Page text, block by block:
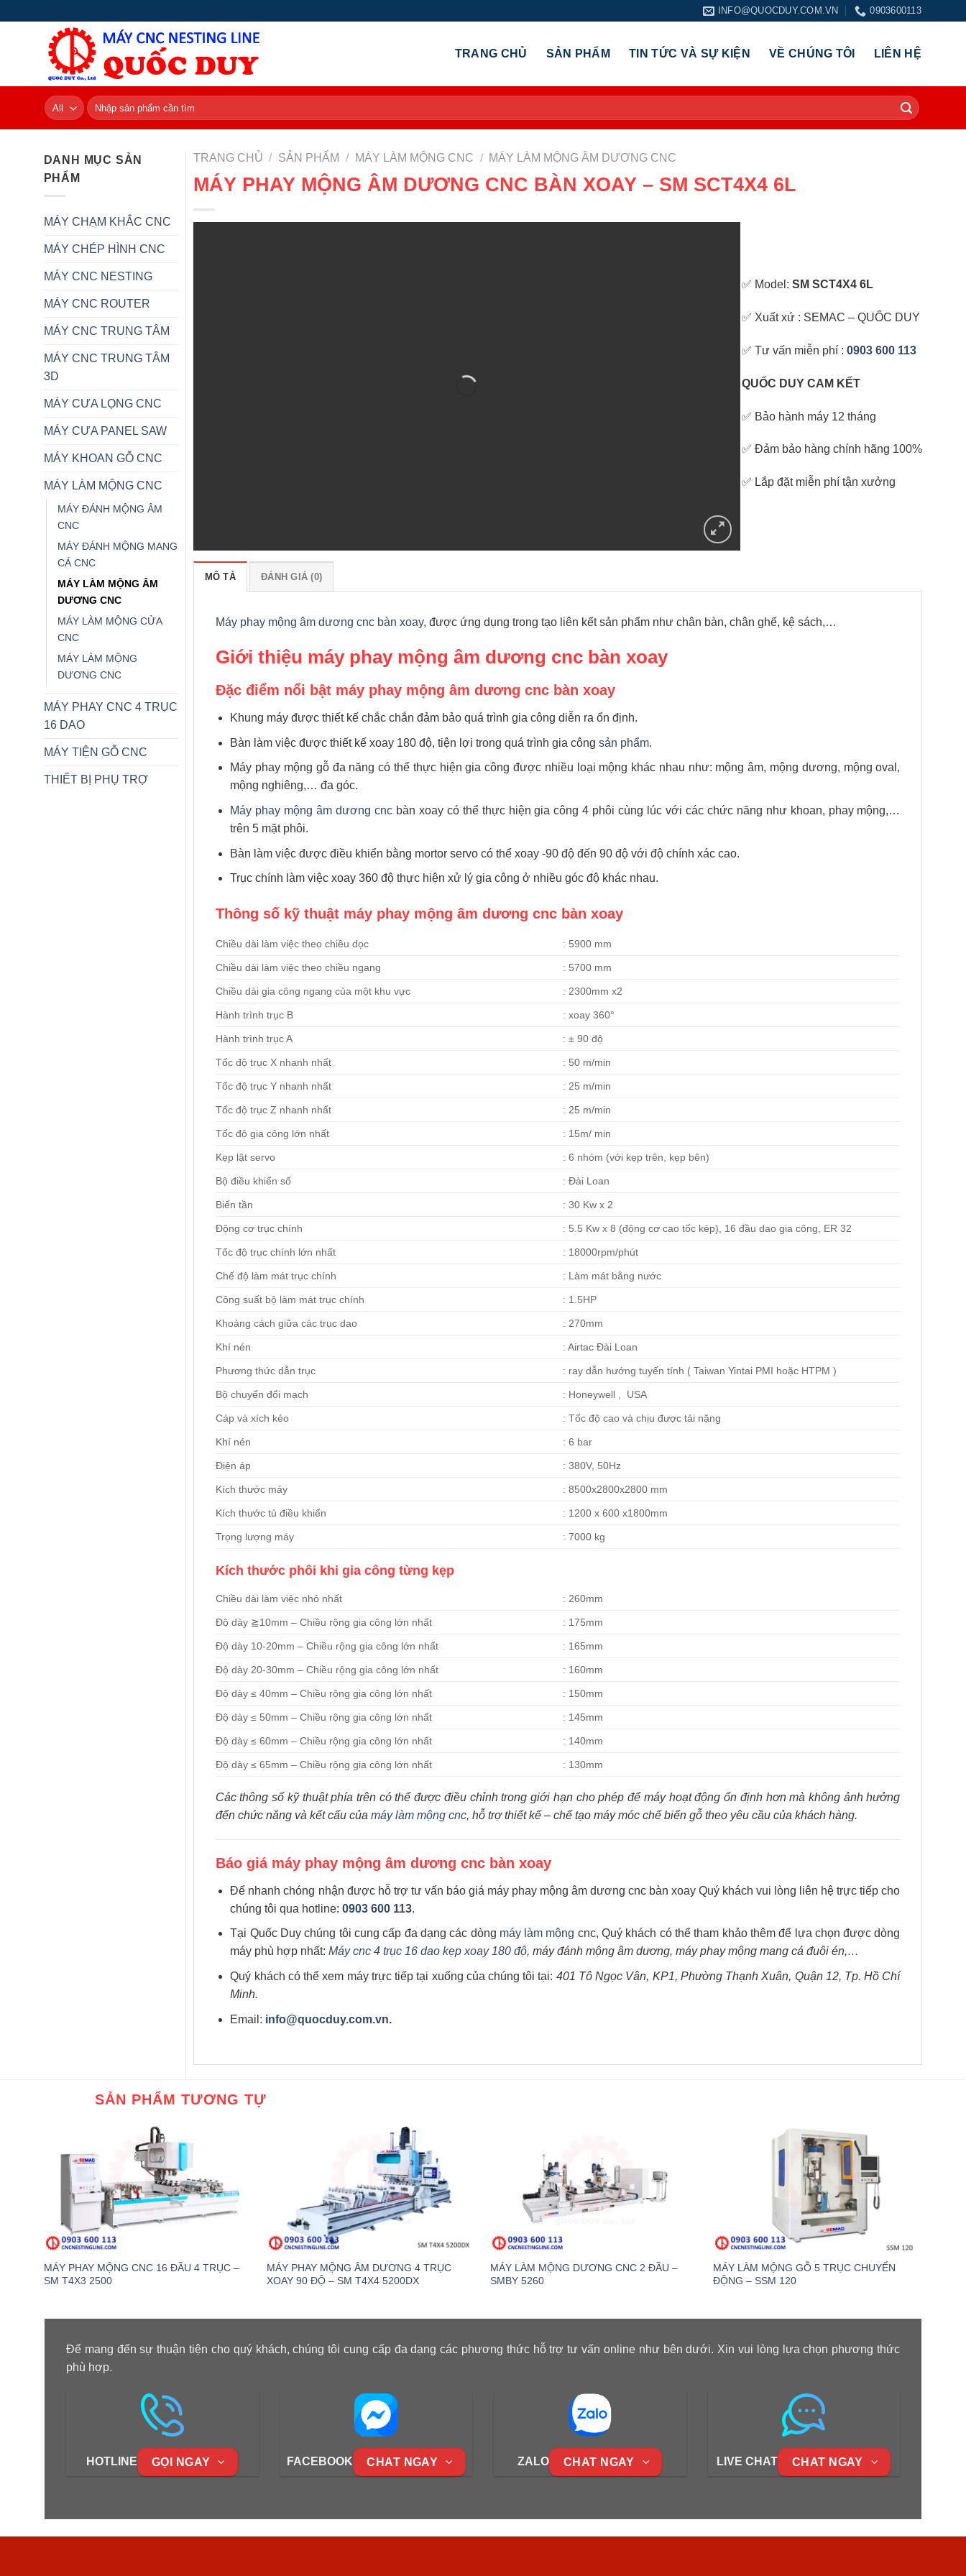
INFO@QUOCDUY.COM.VN 0903600113
TRANG CHỦ SẢN PHẨM TIN TỨC VÀ SỰ KIỆN VỀ CHÚNG TÔI LIÊN HỆ
Tìm
kiếm:
DANH MỤC SẢN
PHẨM
MÁY CHẠM KHẮC CNC
MÁY CHÉP HÌNH CNC
MÁY CNC NESTING
MÁY CNC ROUTER
MÁY CNC TRUNG TÂM
MÁY CNC TRUNG TÂM
3D
MÁY CƯA LỌNG CNC
MÁY CƯA PANEL SAW
MÁY KHOAN GỖ CNC
MÁY LÀM MỘNG CNC
MÁY ĐÁNH MỘNG ÂM
CNC
MÁY ĐÁNH MỘNG MANG
CÁ CNC
MÁY LÀM MỘNG ÂM
DƯƠNG CNC
MÁY LÀM MỘNG CỬA
CNC
MÁY LÀM MỘNG
DƯƠNG CNC
MÁY PHAY CNC 4 TRỤC
16 DAO
MÁY TIỆN GỖ CNC
THIẾT BỊ PHỤ TRỢ
TRANG CHỦ / SẢN PHẨM / MÁY LÀM MỘNG CNC / MÁY LÀM MỘNG ÂM DƯƠNG CNC
MÁY PHAY MỘNG ÂM DƯƠNG CNC BÀN XOAY – SM SCT4X4 6L
✅ Model:SM SCT4X4 6L
✅ Xuất xứ : SEMAC – QUỐC DUY
✅ Tư vấn miễn phí :0903 600 113
QUỐC DUY CAM KẾT
✅ Bảo hành máy 12 tháng
✅ Đảm bảo hàng chính hãng 100%
✅ Lắp đặt miễn phí tận xưởng
MÔ TẢ ĐÁNH GIÁ (0)
Máy phay mộng âm dương cnc bàn xoay, được ứng dụng trong tạo liên kết sản phẩm như chân bàn, chân ghế, kệ sách,…
Giới thiệu máy phay mộng âm dương cnc bàn xoay
Đặc điểm nổi bật máy phay mộng âm dương cnc bàn xoay
Khung máy được thiết kế chắc chắn đảm bảo quá trình gia công diễn ra ổn định.
Bàn làm việc được thiết kế xoay 180 độ, tiện lợi trong quá trình gia côngsản phẩm.
Máy phay mộng gỗ đa năng có thể thực hiện gia công được nhiều loại mộng khác nhau như: mộng âm, mộng dương, mộng oval,
mộng nghiêng,… đa góc.
Máy phay mộng âm dương cnc bàn xoay có thể thực hiện gia công 4 phôi cùng lúc với các chức năng như khoan, phay mộng,…
trên 5 mặt phôi.
Bàn làm việc được điều khiển bằng mortor servo có thể xoay -90 độ đến 90 độ với độ chính xác cao.
Trục chính làm việc xoay 360 độ thực hiện xử lý gia công ở nhiều góc độ khác nhau.
Thông số kỹ thuật máy phay mộng âm dương cnc bàn xoay
Chiều dài làm việc theo chiều dọc : 5900 mm
Chiều dài làm việc theo chiều ngang : 5700 mm
Chiều dài gia công ngang của một khu vực : 2300mm x2
Hành trình trục B : xoay 360°
Hành trình trục A : ± 90 độ
Tốc độ trục X nhanh nhất : 50 m/min
Tốc độ trục Y nhanh nhất : 25 m/min
Tốc độ trục Z nhanh nhất : 25 m/min
Tốc độ gia công lớn nhất : 15m/ min
Kẹp lật servo : 6 nhóm (với kẹp trên, kẹp bên)
Bộ điều khiển số : Đài Loan
Biến tần : 30 Kw x 2
Động cơ trục chính : 5.5 Kw x 8 (động cơ cao tốc kép), 16 đầu dao gia công, ER 32
Tốc độ trục chính lớn nhất : 18000rpm/phút
Chế độ làm mát trục chính : Làm mát bằng nước
Công suất bộ làm mát trục chính : 1.5HP
Khoảng cách giữa các trục dao : 270mm
Khí nén : Airtac Đài Loan
Phương thức dẫn trục : ray dẫn hướng tuyến tính ( Taiwan Yintai PMI hoặc HTPM )
Bộ chuyển đổi mạch : Honeywell , USA
Cáp và xích kéo : Tốc độ cao và chịu được tải nặng
Khí nén : 6 bar
Điện áp : 380V, 50Hz
Kích thước máy : 8500x2800x2800 mm
Kích thước tủ điều khiển : 1200 x 600 x1800mm
Trọng lượng máy : 7000 kg
Kích thước phôi khi gia công từng kẹp
Chiều dài làm việc nhỏ nhất : 260mm
Độ dày ≧10mm – Chiều rộng gia công lớn nhất : 175mm
Độ dày 10-20mm – Chiều rộng gia công lớn nhất : 165mm
Độ dày 20-30mm – Chiều rộng gia công lớn nhất : 160mm
Độ dày ≤ 40mm – Chiều rộng gia công lớn nhất : 150mm
Độ dày ≤ 50mm – Chiều rộng gia công lớn nhất : 145mm
Độ dày ≤ 60mm – Chiều rộng gia công lớn nhất : 140mm
Độ dày ≤ 65mm – Chiều rộng gia công lớn nhất : 130mm
Các thông số kỹ thuật phía trên có thể được điều chỉnh trong giới hạn cho phép để máy hoạt động ổn định hơn mà không ảnh hưởng
đến chức năng và kết cấu của máy làm mộng cnc, hỗ trợ thiết kế – chế tạo máy móc chế biến gỗ theo yêu cầu của khách hàng.
Báo giá máy phay mộng âm dương cnc bàn xoay
Để nhanh chóng nhận được hỗ trợ tư vấn báo giá máy phay mộng âm dương cnc bàn xoay Quý khách vui lòng liên hệ trực tiếp cho
chúng tôi qua hotline:0903 600 113.
Tại Quốc Duy chúng tôi cung cấp đa dạng các dòng máy làm mộng cnc, Quý khách có thể tham khảo thêm để lựa chọn được dòng
máy phù hợp nhất:Máy cnc 4 trục 16 dao kẹp xoay 180 độ, máy đánh mộng âm dương, máy phay mộng mang cá đuôi én,…
Quý khách có thể xem máy trực tiếp tại xuống của chúng tôi tại: 401 Tô Ngọc Vân, KP1, Phường Thạnh Xuân, Quận 12, Tp. Hồ Chí
Minh.
Email: info@quocduy.com.vn.
SẢN PHẨM TƯƠNG TỰ
MÁY PHAY MỘNG CNC 16 ĐẦU 4 TRỤC –
SM T4X3 2500
MÁY PHAY MỘNG ÂM DƯƠNG 4 TRỤC
XOAY 90 ĐỘ – SM T4X4 5200DX
MÁY LÀM MỘNG DƯƠNG CNC 2 ĐẦU –
SMBY 5260
MÁY LÀM MỘNG GỖ 5 TRỤC CHUYỂN
ĐỘNG – SSM 120
Để mang đến sự thuận tiện cho quý khách, chúng tôi cung cấp đa dạng các phương thức hỗ trợ tư vấn online như bên dưới. Xin vui lòng lựa chọn phương thức
phù hợp.
HOTLINE GỌI NGAY FACEBOOK CHAT NGAY ZALO CHAT NGAY LIVE CHAT CHAT NGAY